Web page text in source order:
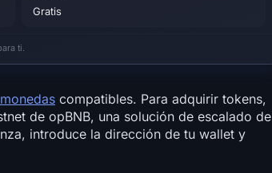
Gratis
ti.
compatibles. Para adquirir tokens,
de opBNB, una solución de escalado de
introduce la dirección de tu wallet y